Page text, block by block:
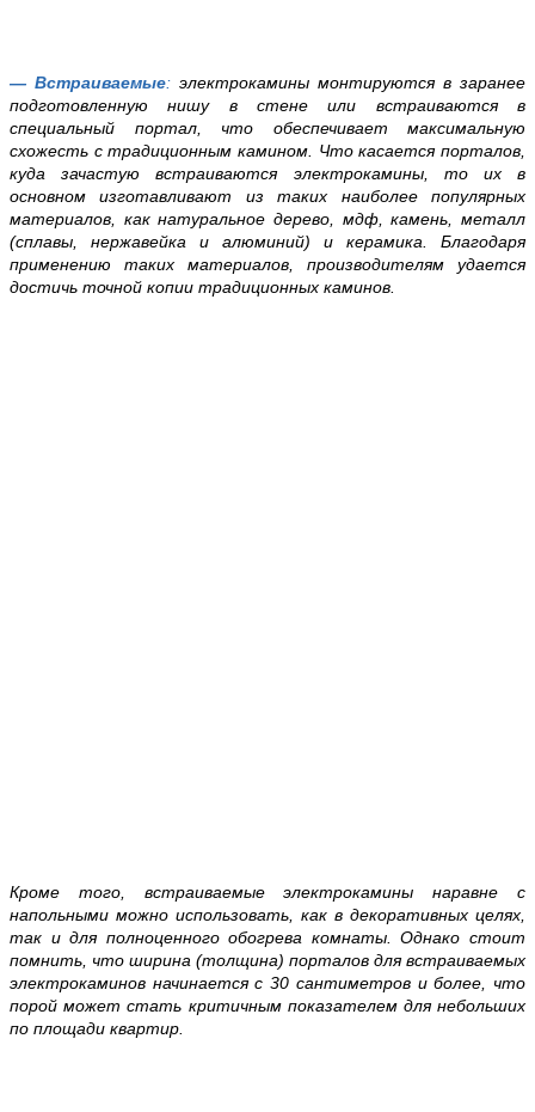
— Встраиваемые: электрокамины монтируются в заранее
подготовленную нишу в стене или встраиваются в
специальный портал, что обеспечивает максимальную
схожесть с традиционным камином. Что касается порталов,
куда зачастую встраиваются электрокамины, то их в
основном изготавливают из таких наиболее популярных
материалов, как натуральное дерево, мдф, камень, металл
(сплавы, нержавейка и алюминий) и керамика. Благодаря
применению таких материалов, производителям удается
достичь точной копии традиционных каминов.
Кроме того, встраиваемые электрокамины наравне с
напольными можно использовать, как в декоративных целях,
так и для полноценного обогрева комнаты. Однако стоит
помнить, что ширина (толщина) порталов для встраиваемых
электрокаминов начинается с 30 сантиметров и более, что
порой может стать критичным показателем для небольших
по площади квартир.